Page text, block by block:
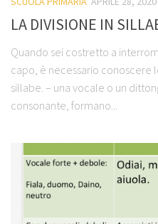
LA DIVISIONE IN
Quando sei costretto a
capo, è necessario conoscere
sillabe. – una vocale o un
consonante, formano...